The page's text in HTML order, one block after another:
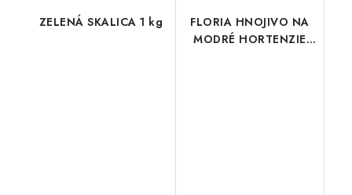
ZELENÁ SKALICA 1 kg
FLORIA HNOJIVO NA
MODRÉ HORTENZIE